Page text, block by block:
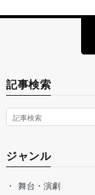
記事検索
ジャンル
舞台・演劇